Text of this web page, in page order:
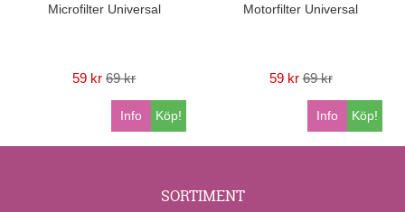
Microfilter Universal
59 kr 69 kr
Köp!
Info
Motorfilter Universal
59 kr 69 kr
Köp!
Info
SORTIMENT